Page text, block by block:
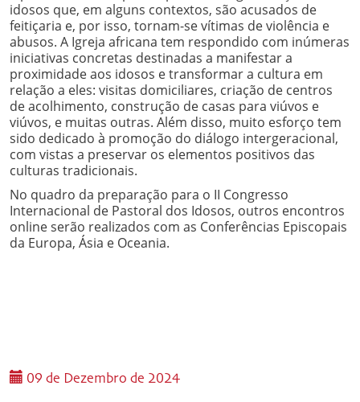
idosos que, em alguns contextos, são acusados de
feitiçaria e, por isso, tornam-se vítimas de violência e
abusos. A Igreja africana tem respondido com inúmeras
iniciativas concretas destinadas a manifestar a
proximidade aos idosos e transformar a cultura em
relação a eles: visitas domiciliares, criação de centros
de acolhimento, construção de casas para viúvos e
viúvos, e muitas outras. Além disso, muito esforço tem
sido dedicado à promoção do diálogo intergeracional,
com vistas a preservar os elementos positivos das
culturas tradicionais.
No quadro da preparação para o II Congresso
Internacional de Pastoral dos Idosos, outros encontros
online serão realizados com as Conferências Episcopais
da Europa, Ásia e Oceania.
09 de Dezembro de 2024